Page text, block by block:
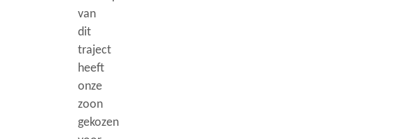
van
dit
traject
heeft
onze
zoon
gekozen